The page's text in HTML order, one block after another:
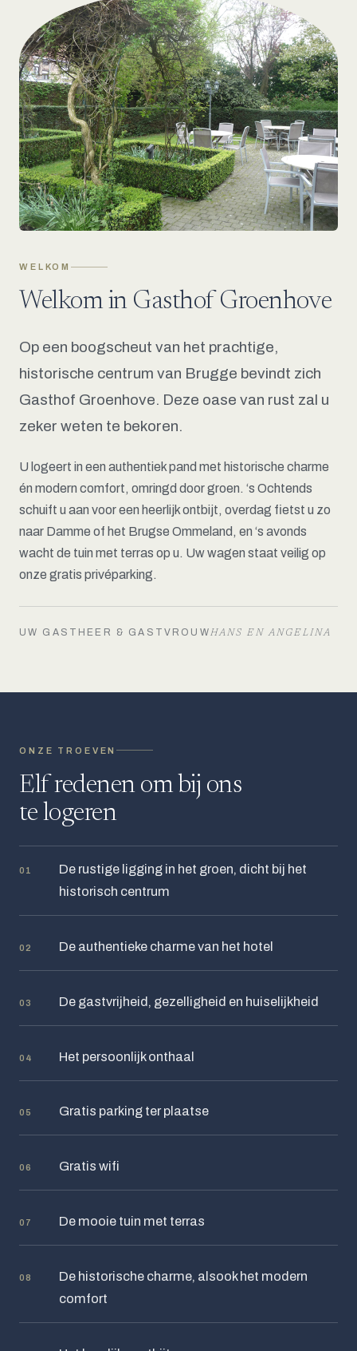
WELKOM
Welkom in Gasthof Groenhove
Op een boogscheut van het prachtige,
historische centrum van Brugge bevindt zich
Gasthof Groenhove. Deze oase van rust zal u
zeker weten te bekoren.
U logeert in een authentiek pand met historische charme
én modern comfort, omringd door groen. ‘s Ochtends
schuift u aan voor een heerlijk ontbijt, overdag fietst u zo
naar Damme of het Brugse Ommeland, en ‘s avonds
wacht de tuin met terras op u. Uw wagen staat veilig op
onze gratis privéparking.
UW GASTHEER & GASTVROUWHANS EN ANGELINA
ONZE TROEVEN
Elf redenen om bij ons
te logeren
01
De rustige ligging in het groen, dicht bij het
historisch centrum
02 De authentieke charme van het hotel
03 De gastvrijheid, gezelligheid en huiselijkheid
04 Het persoonlijk onthaal
05 Gratis parking ter plaatse
06 Gratis wifi
07 De mooie tuin met terras
08
De historische charme, alsook het modern
comfort